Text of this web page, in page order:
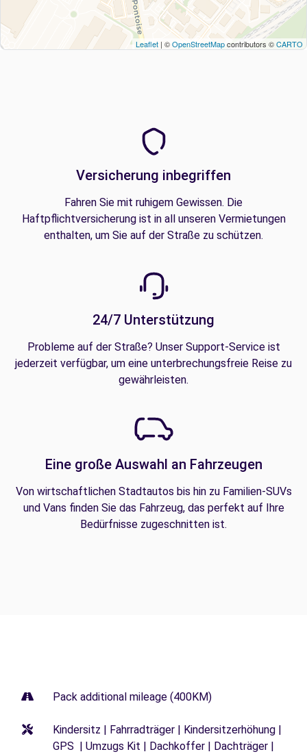
Leaflet | ©OpenStreetMapcontributors ©CARTO
Versicherung inbegriffen
Fahren Sie mit ruhigem Gewissen. Die
Haftpflichtversicherung ist in all unseren Vermietungen
enthalten, um Sie auf der Straße zu schützen.
24/7 Unterstützung
Probleme auf der Straße? Unser Support-Service ist
jederzeit verfügbar, um eine unterbrechungsfreie Reise zu
gewährleisten.
Eine große Auswahl an Fahrzeugen
Von wirtschaftlichen Stadtautos bis hin zu Familien-SUVs
und Vans finden Sie das Fahrzeug, das perfekt auf Ihre
Bedürfnisse zugeschnitten ist.
Pack additional mileage (400KM)
Kindersitz | Fahrradträger | Kindersitzerhöhung |
GPS | Umzugs Kit | Dachkoffer | Dachträger |